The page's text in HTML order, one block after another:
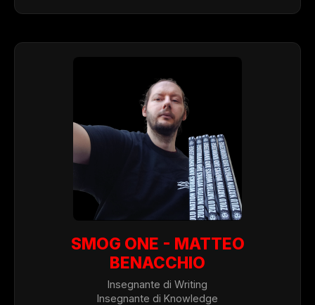
SMOG ONE - MATTEO
BENACCHIO
Insegnante di Writing
Insegnante di Knowledge